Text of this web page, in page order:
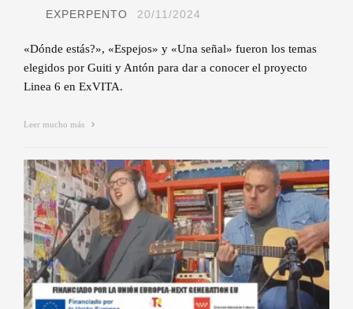
EXPERPENTO 20/11/2024
«Dónde estás?», «Espejos» y «Una señal» fueron los temas
elegidos por Guiti y Antón para dar a conocer el proyecto
Linea 6 en ExVITA.
Leer mucho más